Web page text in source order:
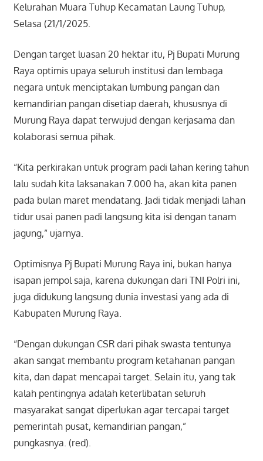
Kelurahan Muara Tuhup Kecamatan Laung Tuhup,
Selasa (21/1/2025.
Dengan target luasan 20 hektar itu, Pj Bupati Murung
Raya optimis upaya seluruh institusi dan lembaga
negara untuk menciptakan lumbung pangan dan
kemandirian pangan disetiap daerah, khususnya di
Murung Raya dapat terwujud dengan kerjasama dan
kolaborasi semua pihak.
“Kita perkirakan untuk program padi lahan kering tahun
lalu sudah kita laksanakan 7.000 ha, akan kita panen
pada bulan maret mendatang. Jadi tidak menjadi lahan
tidur usai panen padi langsung kita isi dengan tanam
jagung,” ujarnya.
Optimisnya Pj Bupati Murung Raya ini, bukan hanya
isapan jempol saja, karena dukungan dari TNI Polri ini,
juga didukung langsung dunia investasi yang ada di
Kabupaten Murung Raya.
“Dengan dukungan CSR dari pihak swasta tentunya
akan sangat membantu program ketahanan pangan
kita, dan dapat mencapai target. Selain itu, yang tak
kalah pentingnya adalah keterlibatan seluruh
masyarakat sangat diperlukan agar tercapai target
pemerintah pusat, kemandirian pangan,”
pungkasnya. (red).